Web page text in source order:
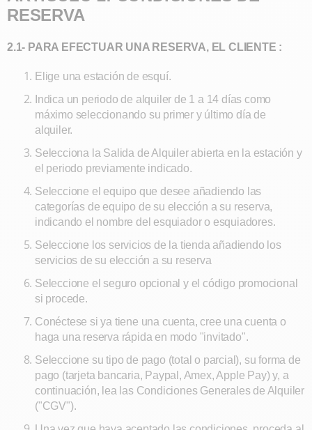
RESERVA
2.1- PARA EFECTUAR UNA RESERVA, EL CLIENTE :
Elige una estación de esquí.
Indica un periodo de alquiler de 1 a 14 días como
máximo seleccionando su primer y último día de
alquiler.
Selecciona la Salida de Alquiler abierta en la estación y
el periodo previamente indicado.
Seleccione el equipo que desee añadiendo las
categorías de equipo de su elección a su reserva,
indicando el nombre del esquiador o esquiadores.
Seleccione los servicios de la tienda añadiendo los
servicios de su elección a su reserva
Seleccione el seguro opcional y el código promocional
si procede.
Conéctese si ya tiene una cuenta, cree una cuenta o
haga una reserva rápida en modo "invitado".
Seleccione su tipo de pago (total o parcial), su forma de
pago (tarjeta bancaria, Paypal, Amex, Apple Pay) y, a
continuación, lea las Condiciones Generales de Alquiler
("CGV").